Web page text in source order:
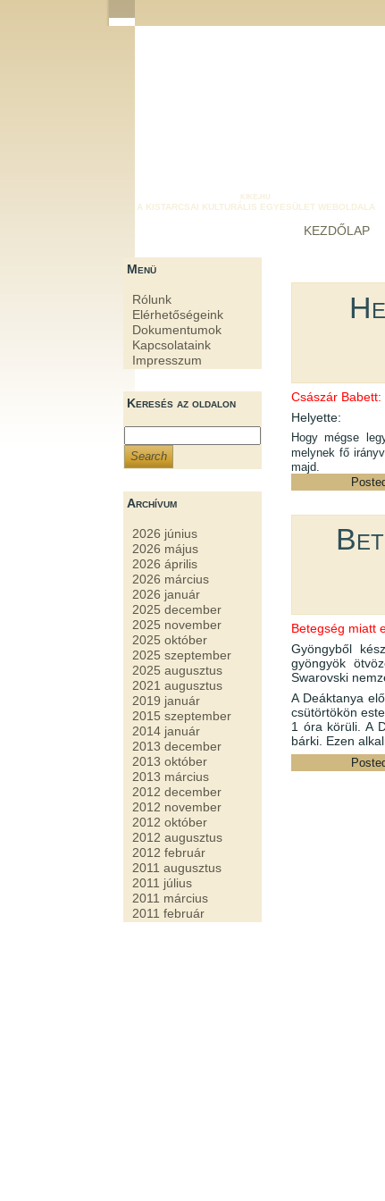
kike.hu
A KISTARCSAI KULTURÁLIS EGYESÜLET WEBOLDALA
KEZDŐLAP
Menü
Rólunk
Elérhetőségeink
Dokumentumok
Kapcsolataink
Impresszum
Keresés az oldalon
Archívum
2026 június
2026 május
2026 április
2026 március
2026 január
2025 december
2025 november
2025 október
2025 szeptember
2025 augusztus
2021 augusztus
2019 január
2015 szeptember
2014 január
2013 december
2013 október
2013 március
2012 december
2012 november
2012 október
2012 augusztus
2012 február
2011 augusztus
2011 július
2011 március
2011 február
Császár
Helyette:
Hogy mégse
melynek fő
majd.
Betegség miatt
Gyöngyből
gyöngyök
Swarovski
A Deáktanya
csütörtökön
1 óra körüli. A
bárki. Ezen